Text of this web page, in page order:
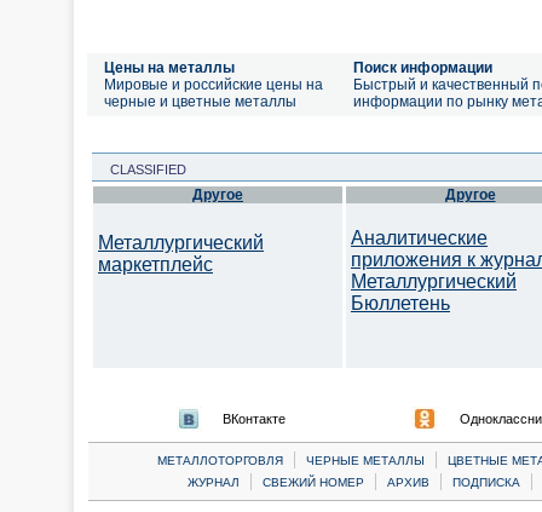
Цены на металлы
Мировые и российские цены на
черные и цветные металлы
Поиск информации
Быстрый и качественный
информации по рынку
CLASSIFIED
Другое
Металлургический
маркетплейс
Другое
Аналитические
приложения к
Металлургический
Бюллетень
ВКонтакте
МЕТАЛЛОТОРГОВЛЯ | ЧЕРНЫЕ МЕТАЛЛЫ |
ЦВЕТНЫЕ
ЖУРНАЛ
| СВЕЖИЙ НОМЕР | АРХИВ | ПОДПИСКА |